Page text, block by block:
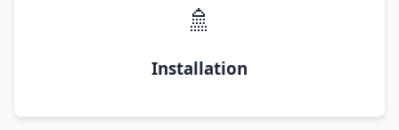
🚿
Installation